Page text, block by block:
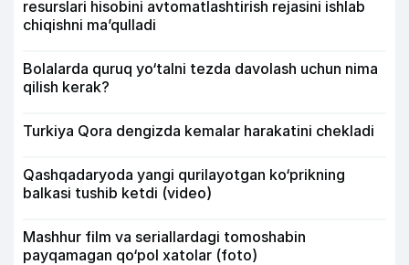
resurslari hisobini avtomatlashtirish rejasini ishlab
chiqishni ma’qulladi
Bolalarda quruq yo‘talni tezda davolash uchun nima
qilish kerak?
Turkiya Qora dengizda kemalar harakatini chekladi
Qashqadaryoda yangi qurilayotgan ko‘prikning
balkasi tushib ketdi (video)
Mashhur film va seriallardagi tomoshabin
payqamagan qo‘pol xatolar (foto)